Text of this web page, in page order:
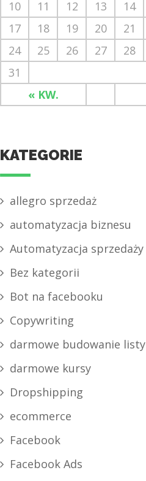
« KW.
10
11 12 13 14
17
18 19 20 21
24
25 26 27 28
31
KATEGORIE
allegro sprzedaż
automatyzacja biznesu
Automatyzacja sprzedaży
Bez kategorii
Bot na facebooku
Copywriting
darmowe budowanie listy
darmowe kursy
Dropshipping
ecommerce
Facebook
Facebook Ads